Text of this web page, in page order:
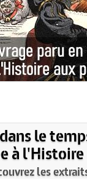
le
à l'Histoire
les